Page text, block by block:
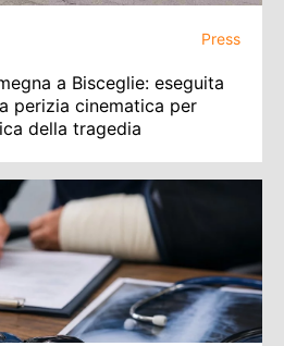
Press
a Bisceglie: eseguita
perizia cinematica per
della tragedia